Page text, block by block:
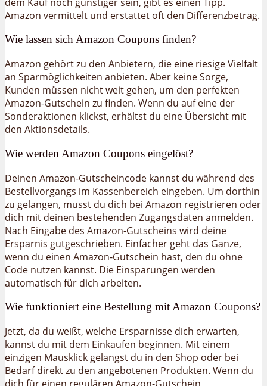
Amazon vermittelt und erstattet oft den Differenzbetrag.
Wie lassen sich Amazon Coupons finden?
Amazon gehört zu den Anbietern, die eine riesige Vielfalt
an Sparmöglichkeiten anbieten. Aber keine Sorge,
Kunden müssen nicht weit gehen, um den perfekten
Amazon-Gutschein zu finden. Wenn du auf eine der
Sonderaktionen klickst, erhältst du eine Übersicht mit
den Aktionsdetails.
Wie werden Amazon Coupons eingelöst?
Deinen Amazon-Gutscheincode kannst du während des
Bestellvorgangs im Kassenbereich eingeben. Um dorthin
zu gelangen, musst du dich bei Amazon registrieren oder
dich mit deinen bestehenden Zugangsdaten anmelden.
Nach Eingabe des Amazon-Gutscheins wird deine
Ersparnis gutgeschrieben. Einfacher geht das Ganze,
wenn du einen Amazon-Gutschein hast, den du ohne
Code nutzen kannst. Die Einsparungen werden
automatisch für dich arbeiten.
Wie funktioniert eine Bestellung mit Amazon Coupons?
Jetzt, da du weißt, welche Ersparnisse dich erwarten,
kannst du mit dem Einkaufen beginnen. Mit einem
einzigen Mausklick gelangst du in den Shop oder bei
Bedarf direkt zu den angebotenen Produkten. Wenn du